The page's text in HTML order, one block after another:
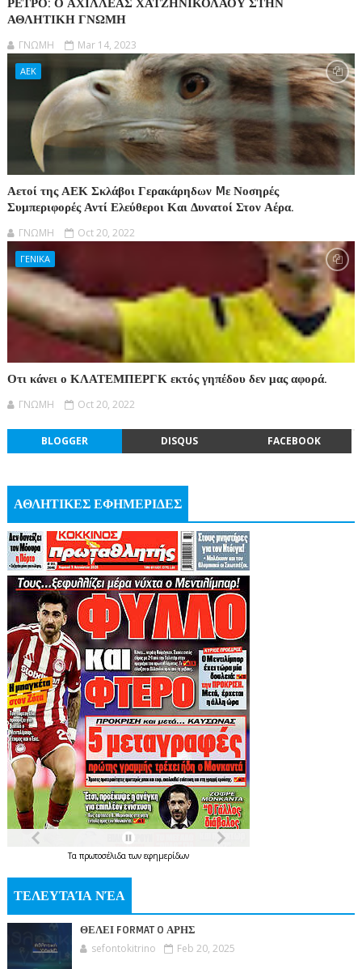
ΡΕΤΡΟ: Ο ΑΧΙΛΛΕΑΣ ΧΑΤΖΗΝΙΚΟΛΑΟΥ ΣΤΗΝ
ΑΘΛΗΤΙΚΗ ΓΝΩΜΗ
ΓΝΩΜΗ Mar 14, 2023
ΑΕΚ
Αετοί της ΑΕΚ Σκλάβοι Γερακάρηδων Mε Νοσηρές
Συμπεριφορές Αντί Ελεύθεροι Και Δυνατοί Στον Αέρα.
ΓΝΩΜΗ Oct 20, 2022
ΓΕΝΙΚΑ
Οτι κάνει ο ΚΛΑΤΕΜΠΕΡΓΚ εκτός γηπέδου δεν μας αφορά.
ΓΝΩΜΗ Oct 20, 2022
BLOGGER DISQUS FACEBOOK
ΑΘΛΗΤΙΚΕΣ ΕΦΗΜΕΡΙΔΕΣ
Τα πρωτοσέλιδατων εφημερίδων
ΤΕΛΕΥΤΑΊΑ ΝΈΑ
ΘΕΛΕΙ FORMAT O ΑΡΗΣ
sefontokitrino Feb 20, 2025